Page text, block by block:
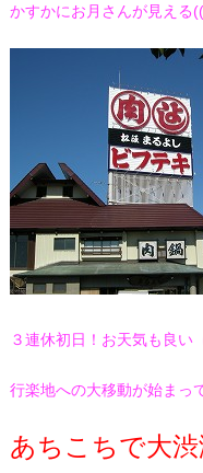
かすかにお月さんが見える
３連休初日！お天気も良い
行楽地への大移動が始まっ
あちこちで大